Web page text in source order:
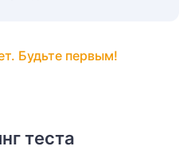
Будьте первым!
теста